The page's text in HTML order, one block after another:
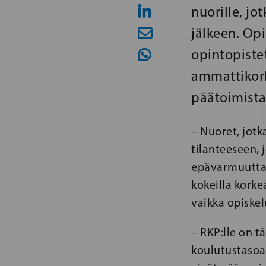
nuorille,
jälkeen.
– Nuoret,
tilanteeseen,
kokeilla
vaikka
– RKP:lle on